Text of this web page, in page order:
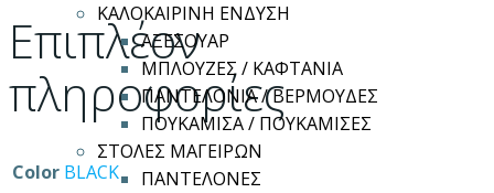
ΚΑΛΟΚΑΙΡΙΝΗ ΕΝΔΥΣΗ
ΑΞΕΣΟΥΑΡ
ΜΠΛΟΥΖΕΣ / ΚΑΦΤΑΝΙΑ
ΠΑΝΤΕΛΟΝΙΑ / ΒΕΡΜΟΥΔΕΣ
ΠΟΥΚΑΜΙΣΑ / ΠΟΥΚΑΜΙΣΕΣ
ΣΤΟΛΕΣ ΜΑΓΕΙΡΩΝ
ΠΑΝΤΕΛΟΝΕΣ
Επιπλέον
πληροφορίες
Color BLACK